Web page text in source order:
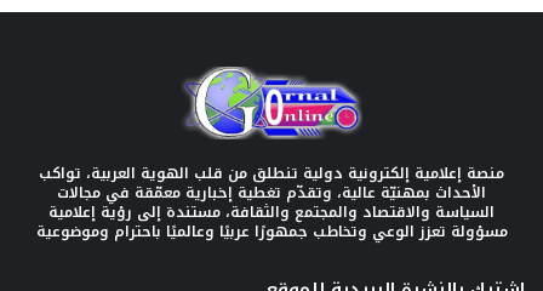
منصة إعلامية إلكترونية دولية تنطلق من قلب الهوية العربية، تواكب
الأحداث بمهنيّة عالية، وتقدّم تغطية إخبارية معمّقة في مجالات
السياسة والاقتصاد والمجتمع والثقافة، مستندة إلى رؤية إعلامية
مسؤولة تعزز الوعي وتخاطب جمهورًا عربيًا وعالميًا باحترام وموضوعية